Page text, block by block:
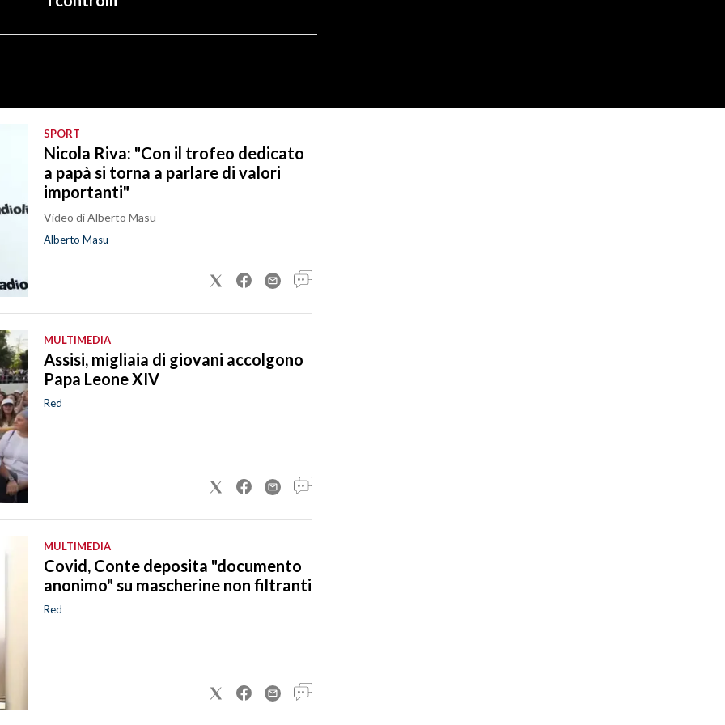
SPORT
Nicola Riva: "Con il trofeo dedicato
a papà si torna a parlare di valori
importanti"
Video di Alberto Masu
Alberto Masu
MULTIMEDIA
Assisi, migliaia di giovani accolgono
Papa Leone XIV
Red
MULTIMEDIA
Covid, Conte deposita "documento
anonimo" su mascherine non filtranti
Red